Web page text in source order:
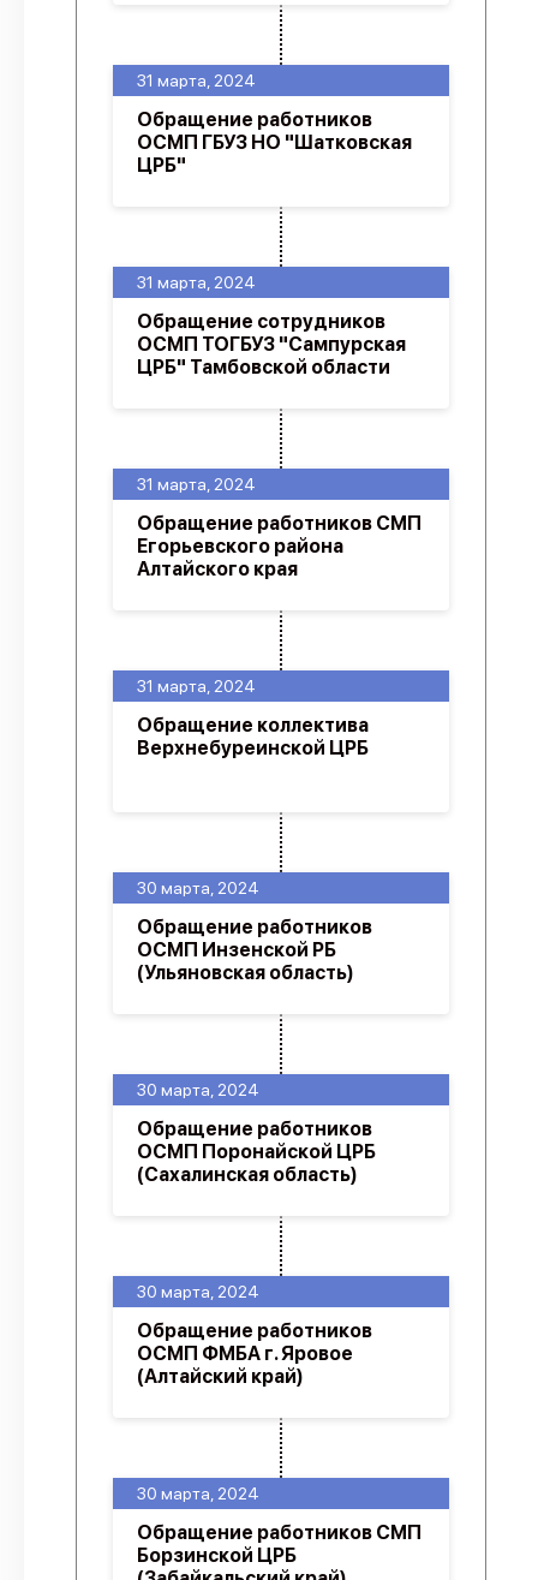
30 марта, 2024
Обращение работников СМП
Борзинской ЦРБ
30 марта, 2024
Обращение работников
ОСМП ФМБА г. Яровое
(Алтайский край)
30 марта, 2024
Обращение работников
ОСМП Поронайской ЦРБ
(Сахалинская область)
30 марта, 2024
Обращение работников
ОСМП Инзенской РБ
(Ульяновская область)
31 марта, 2024
Обращение коллектива
Верхнебуреинской ЦРБ
31 марта, 2024
Обращение работников СМП
Егорьевского района
Алтайского края
31 марта, 2024
Обращение сотрудников
ОСМП ТОГБУЗ "Сампурская
ЦРБ" Тамбовской области
31 марта, 2024
Обращение работников
ОСМП ГБУЗ НО "Шатковская
ЦРБ"